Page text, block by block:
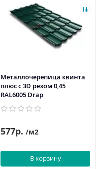
Металлочерепица квинта
плюс c 3D резом 0,45
RAL6005 Drap
577р. /м2
В корзину